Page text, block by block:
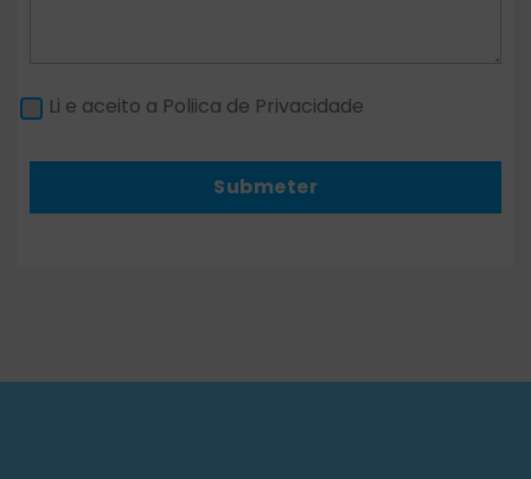
Li e aceito a Poliica de Privacidade
Submeter